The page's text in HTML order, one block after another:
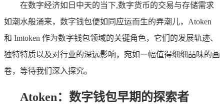
在数字经济如日中天的当下,数字货币的交易与存储需求
如潮水般涌来，数字钱包便如同应运而生的弄潮儿，Atoken
和 Imtoken 作为数字钱包领域的关键角色，它们的发展轨迹、
独特特质以及对行业的深远影响，宛如一幅值得细细品味的画
卷，等待我们深入探究。
Atoken：数字钱包早期的探索者